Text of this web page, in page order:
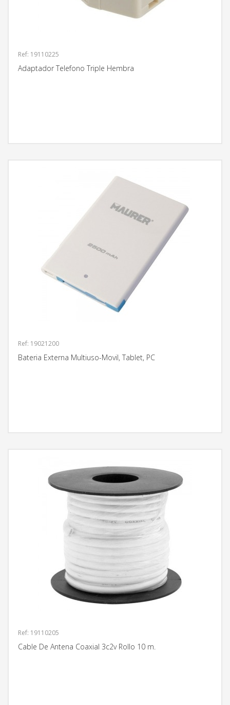
Ref: 19110225
Adaptador Telefono Triple Hembra
Ref: 19021200
Bateria Externa Multiuso-Movil, Tablet, PC
Ref: 19110205
Cable De Antena Coaxial 3c2v Rollo 10 m.